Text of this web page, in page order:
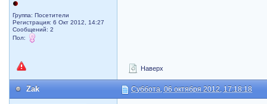
Группа: Посетители
Регистрация: 6 Окт 2012, 14:27
Сообщений: 2
Пол:
Наверх
Zak Суббота, 06 октября 2012, 17:18:18